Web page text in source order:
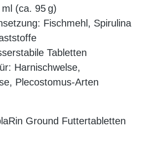
(ca. 95 g)
Fischmehl, Spirulina
Tabletten
Harnischwelse,
Plecostomus-Arten
Ground Futtertabletten